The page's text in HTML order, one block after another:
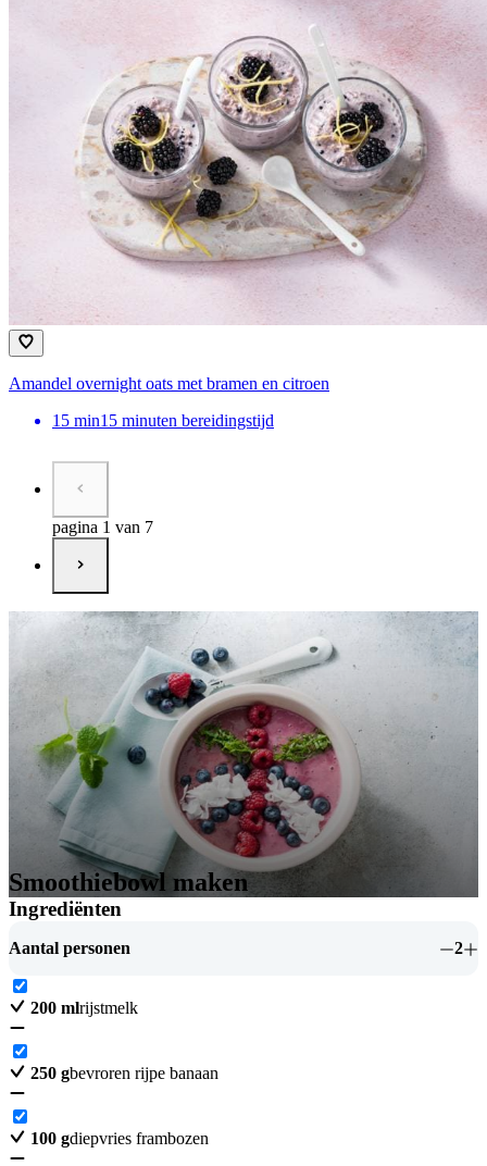
Amandel overnight oats met bramen en citroen
15 min15 minuten bereidingstijd
pagina 1 van 7
Smoothiebowl maken
Ingrediënten
Aantal personen 2
200 mlrijstmelk
250 gbevroren rijpe banaan
100 gdiepvries frambozen